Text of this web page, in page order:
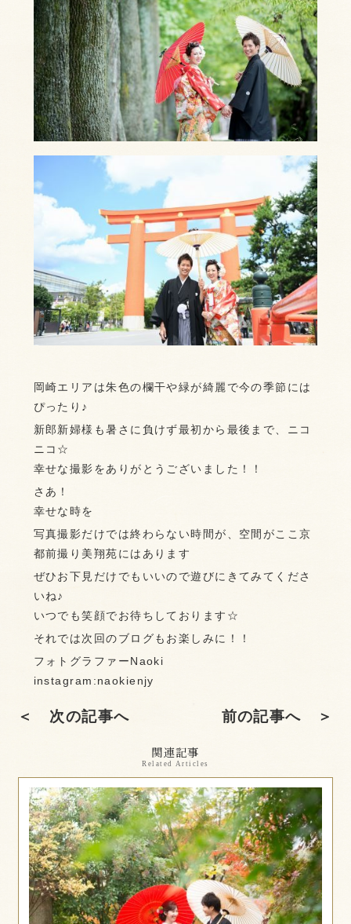
岡崎エリアは朱色の欄干や緑が綺麗で今の季節には
ぴったり♪
新郎新婦様も暑さに負けず最初から最後まで、ニコ
ニコ☆
幸せな撮影をありがとうございました！！
さあ！
幸せな時を
写真撮影だけでは終わらない時間が、空間がここ京
都前撮り美翔苑にはあります
ぜひお下見だけでもいいので遊びにきてみてくださ
いね♪
いつでも笑顔でお待ちしております☆
それでは次回のブログもお楽しみに！！
フォトグラファーNaoki
instagram:naokienjy
＜ 次の記事へ 前の記事へ ＞
関連記事
Related Articles